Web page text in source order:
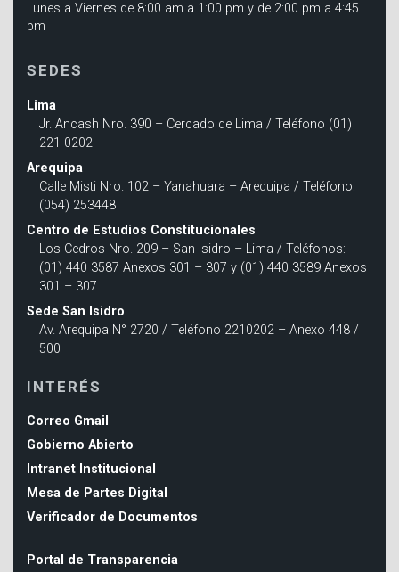
Lunes a Viernes de 8:00 am a 1:00 pm y de 2:00 pm a 4:45
pm
SEDES
Lima
Jr. Ancash Nro. 390 – Cercado de Lima / Teléfono (01)
221-0202
Arequipa
Calle Misti Nro. 102 – Yanahuara – Arequipa / Teléfono:
(054) 253448
Centro de Estudios Constitucionales
Los Cedros Nro. 209 – San Isidro – Lima / Teléfonos:
(01) 440 3587 Anexos 301 – 307 y (01) 440 3589 Anexos
301 – 307
Sede San Isidro
Av. Arequipa N° 2720 / Teléfono 2210202 – Anexo 448 /
500
INTERÉS
Correo Gmail
Gobierno Abierto
Intranet Institucional
Mesa de Partes Digital
Verificador de Documentos
Portal de Transparencia